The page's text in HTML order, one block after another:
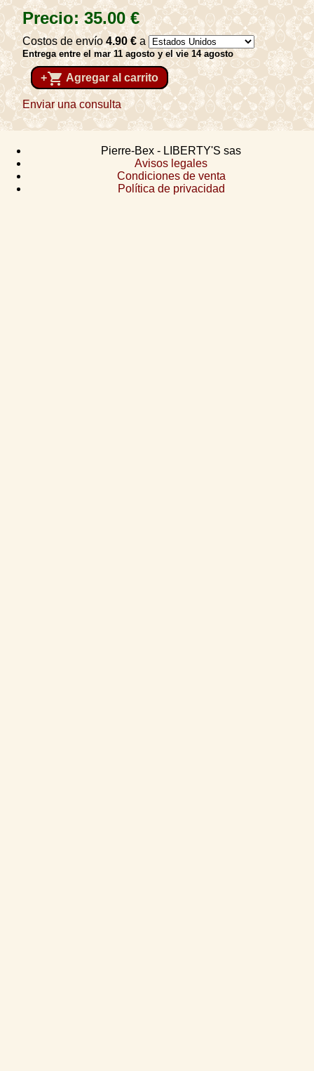
Precio:35.00€
Costos de envío 4.90€a
Entrega entre el mar 11 agosto y el vie 14 agosto
+shopping_cart Agregar al carrito
Enviar una consulta
Pierre-Bex - LIBERTY'S sas
Avisos legales
Condiciones de venta
Política de privacidad